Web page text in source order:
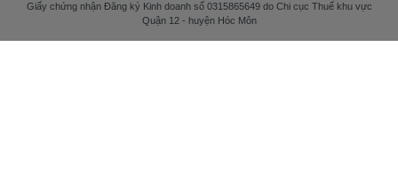
Giấy chứng nhận Đăng ký Kinh doanh số 0315865649 do Chi cục Thuế khu vực
Quận 12 - huyện Hóc Môn